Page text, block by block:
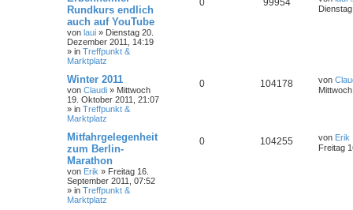
Rundkurs endlich
auch auf YouTube
von laui » Dienstag 20.
Dezember 2011, 14:19
» in Treffpunkt &
Marktplatz
0 99954
Winter 2011
von Claudi » Mittwoch
19. Oktober 2011, 21:07
» in Treffpunkt &
Marktplatz
0 104178 von
Mitfahrgelegenheit
zum Berlin-
Marathon
von Erik » Freitag 16.
September 2011, 07:52
» in Treffpunkt &
Marktplatz
0 104255 von Erik
Freitag